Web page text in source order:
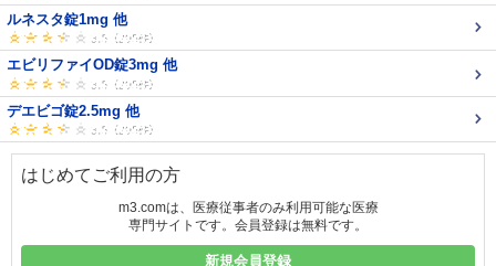
ルネスタ錠1mg 他
エビリファイOD錠3mg 他
デエビゴ錠2.5mg 他
はじめてご利用の方
m3.comは、医療従事者のみ利用可能な医療
専門サイトです。会員登録は無料です。
新規会員登録